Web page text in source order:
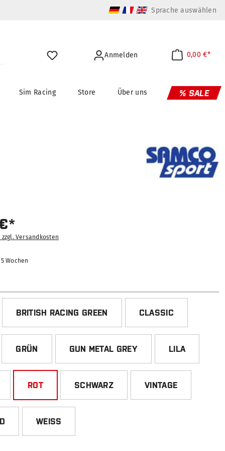
Sprache auswählen
Anmelden 0,00 €*
Sim Racing Store Über uns % SALE
Versandkosten
Wochen
BRITISH RACING GREEN CLASSIC
GRÜN GUN METAL GREY LILA
ROT SCHWARZ VINTAGE
WEISS